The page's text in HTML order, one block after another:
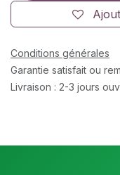
Conditions générales
Garantie satisfait ou
Livraison : 2-3 jours